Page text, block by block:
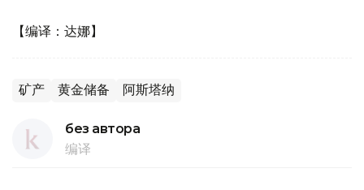
【编译：达娜】
矿产 黄金储备 阿斯塔纳
без автора
编译